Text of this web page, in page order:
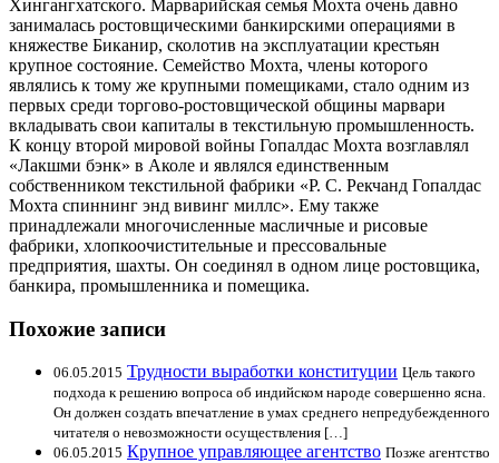
Хингангхатского. Марварийская семья Мохта очень давно
занималась ростовщическими банкирскими операциями в
княжестве Биканир, сколотив на эксплуатации крестьян
крупное состояние. Семейство Мохта, члены которого
являлись к тому же крупными помещиками, стало одним из
первых среди торгово-ростовщической общины марвари
вкладывать свои капиталы в текстильную промышленность.
К концу второй мировой войны Гопалдас Мохта возглавлял
«Лакшми бэнк» в Аколе и являлся единственным
собственником текстильной фабрики «Р. С. Рекчанд Гопалдас
Мохта спиннинг энд вивинг миллс». Ему также
принадлежали многочисленные масличные и рисовые
фабрики, хлопкоочистительные и прессовальные
предприятия, шахты. Он соединял в одном лице ростовщика,
банкира, промышленника и помещика.
Похожие записи
06.05.2015 Трудности выработки конституции Цель такого
подхода к решению вопроса об индийском народе совершенно ясна.
Он должен создать впечатление в умах среднего непредубежденного
читателя о невозможности осуществления […]
06.05.2015 Крупное управляющее агентство Позже агентство